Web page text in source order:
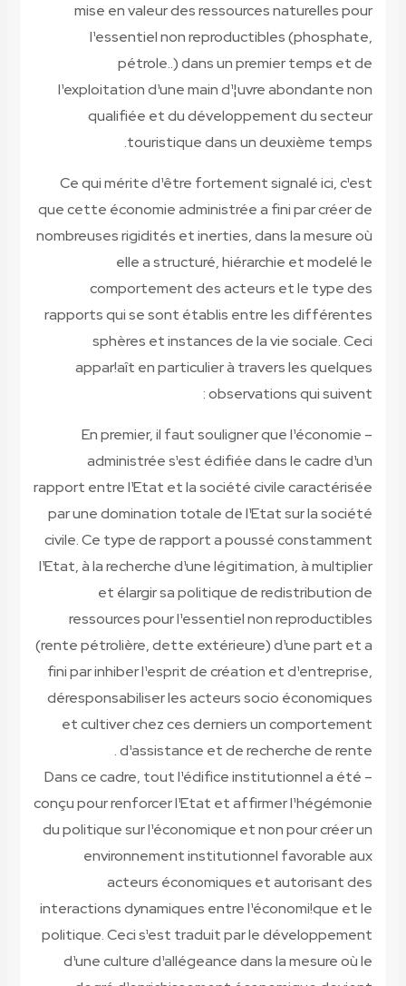
mise en valeur des ressources naturelles pour
l¹essentiel non reproductibles (phosphate,
pétrole..) dans un premier temps et de
l¹exploitation d¹une main d¹¦uvre abondante non
qualifiée et du développement du secteur
touristique dans un deuxième temps.
Ce qui mérite d¹être fortement signalé ici, c¹est
que cette économie administrée a fini par créer de
nombreuses rigidités et inerties, dans la mesure où
elle a structuré, hiérarchie et modelé le
comportement des acteurs et le type des
rapports qui se sont établis entre les différentes
sphères et instances de la vie sociale. Ceci
appar!aît en particulier à travers les quelques
observations qui suivent :
– En premier, il faut souligner que l¹économie
administrée s¹est édifiée dans le cadre d¹un
rapport entre l¹Etat et la société civile caractérisée
par une domination totale de l¹Etat sur la société
civile. Ce type de rapport a poussé constamment
l¹Etat, à la recherche d¹une légitimation, à multiplier
et élargir sa politique de redistribution de
ressources pour l¹essentiel non reproductibles
(rente pétrolière, dette extérieure) d¹une part et a
fini par inhiber l¹esprit de création et d¹entreprise,
déresponsabiliser les acteurs socio économiques
et cultiver chez ces derniers un comportement
d¹assistance et de recherche de rente .
– Dans ce cadre, tout l¹édifice institutionnel a été
conçu pour renforcer l¹Etat et affirmer l¹hégémonie
du politique sur l¹économique et non pour créer un
environnement institutionnel favorable aux
acteurs économiques et autorisant des
interactions dynamiques entre l¹économi!que et le
politique. Ceci s¹est traduit par le développement
d¹une culture d¹allégeance dans la mesure où le